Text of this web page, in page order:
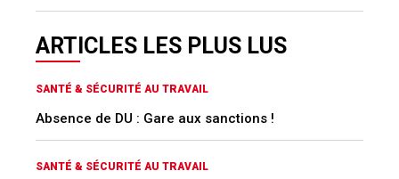
ARTICLES LES PLUS LUS
SANTÉ & SÉCURITÉ AU TRAVAIL
Absence de DU : Gare aux sanctions !
SANTÉ & SÉCURITÉ AU TRAVAIL